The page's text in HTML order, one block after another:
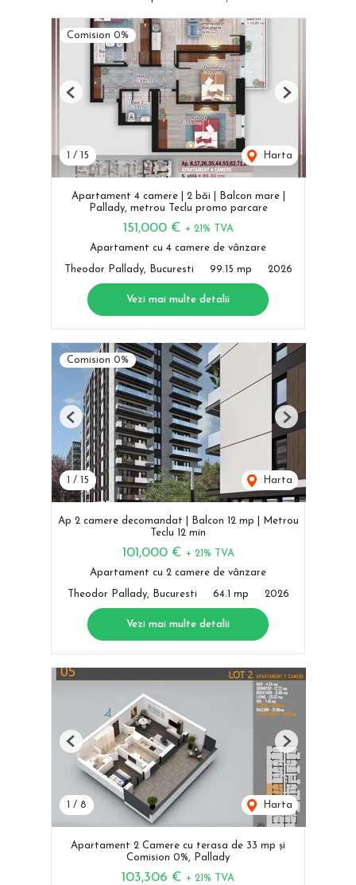
Comision 0%
/ 15 Harta
Previous Next
Apartament 4 camere | 2 băi | Balcon mare |
Pallady, metrou Teclu promo parcare
151,000 € + 21% TVA
Apartament cu 4 camere de vânzare
Theodor Pallady, Bucuresti 99.15 mp 2026
Vezi mai multe detalii
Comision 0%
1 / 15 Harta
Previous Next
Ap 2 camere decomandat | Balcon 12 mp | Metrou
Teclu 12 min
101,000 € + 21% TVA
Apartament cu 2 camere de vânzare
Theodor Pallady, Bucuresti 64.1 mp 2026
Vezi mai multe detalii
1 / 8 Harta
Previous Next
Apartament 2 Camere cu terasa de 33 mp și
Comision 0%, Pallady
103,306 € + 21% TVA